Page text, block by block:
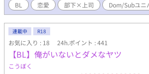
BL 恋愛 部下×上司 Dom/Subユニ
連載中 R18
お気に入り : 18 24h.ポイント : 441
【BL】俺がいないとダメなヤツ
こうぼく